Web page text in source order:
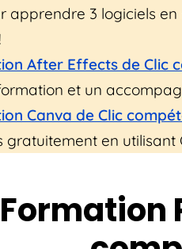
apprendre 3 logiciels
After Effects de Clic
et un
Canva de Clic
gratuitement en utilisant